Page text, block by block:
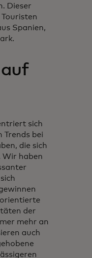
Dieser
Spanien,
sich
Trends bei
die sich
Wir haben
der
mehr an
auch